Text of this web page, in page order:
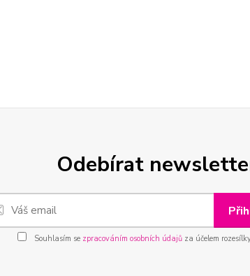
Odebírat
Souhlasím se zpracováním osobních údajůza účelem